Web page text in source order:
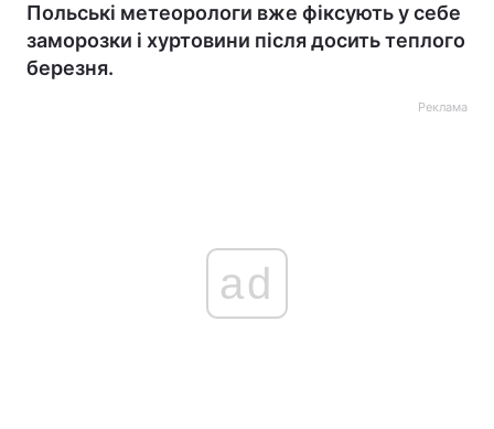
Польські метеорологи вже фіксують у себе
заморозки і хуртовини після досить теплого
березня.
Реклама
ad